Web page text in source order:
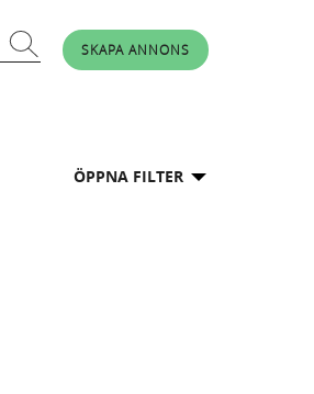
SKAPA ANNONS
ÖPPNA FILTER